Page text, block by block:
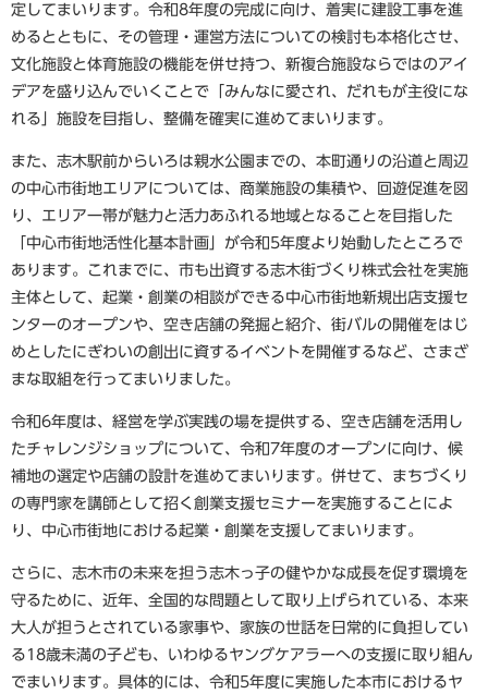
定してまいります。令和8年度の完成に向け、着実に建設工事を進
めるとともに、その管理・運営方法についての検討も本格化させ、
文化施設と体育施設の機能を併せ持つ、新複合施設ならではのアイ
デアを盛り込んでいくことで「みんなに愛され、だれもが主役にな
れる」施設を目指し、整備を確実に進めてまいります。
また、志木駅前からいろは親水公園までの、本町通りの沿道と周辺
の中心市街地エリアについては、商業施設の集積や、回遊促進を図
り、エリア一帯が魅力と活力あふれる地域となることを目指した
「中心市街地活性化基本計画」が令和5年度より始動したところで
あります。これまでに、市も出資する志木街づくり株式会社を実施
主体として、起業・創業の相談ができる中心市街地新規出店支援セ
ンターのオープンや、空き店舗の発掘と紹介、街バルの開催をはじ
めとしたにぎわいの創出に資するイベントを開催するなど、さまざ
まな取組を行ってまいりました。
令和6年度は、経営を学ぶ実践の場を提供する、空き店舗を活用し
たチャレンジショップについて、令和7年度のオープンに向け、候
補地の選定や店舗の設計を進めてまいります。併せて、まちづくり
の専門家を講師として招く創業支援セミナーを実施することによ
り、中心市街地における起業・創業を支援してまいります。
さらに、志木市の未来を担う志木っ子の健やかな成長を促す環境を
守るために、近年、全国的な問題として取り上げられている、本来
大人が担うとされている家事や、家族の世話を日常的に負担してい
る18歳未満の子ども、いわゆるヤングケアラーへの支援に取り組ん
でまいります。具体的には、令和5年度に実施した本市におけるヤ